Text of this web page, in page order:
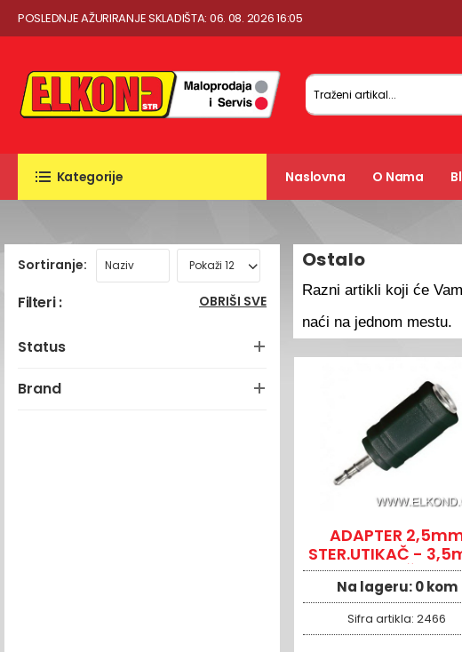
POSLEDNJE AŽURIRANJE SKLADIŠTA: 06. 08. 2026 16:05
Kategorije Naslovna O Nama
Sortiranje:
Filteri : OBRIŠI SVE
Status
Brand
Ostalo
Razni artikli koji će
naći na jednom mestu.
ADAPTER
STER.UTIKAČ -
STER.UTIČNICA
Na lageru:0 kom
Sifra artikla:2466